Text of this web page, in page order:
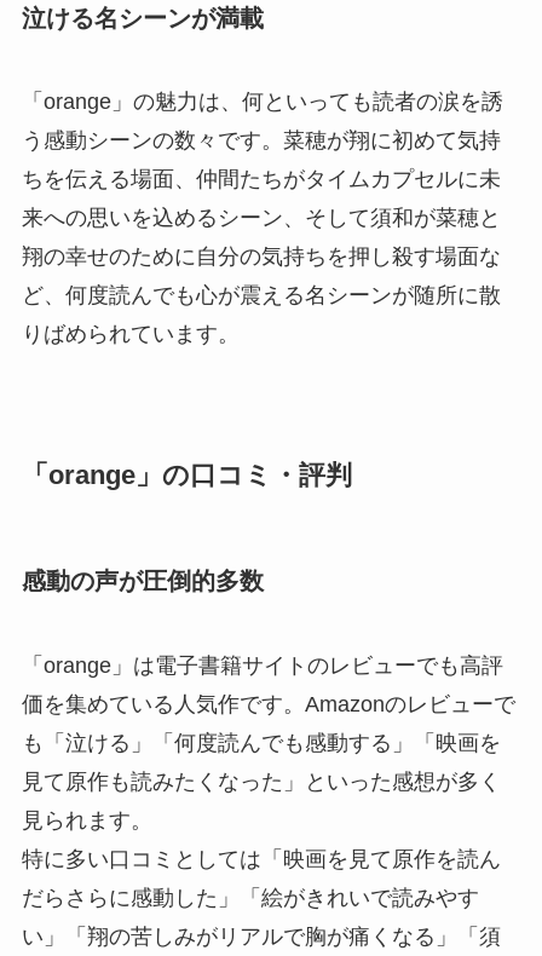
泣ける名シーンが満載
「orange」の魅力は、何といっても読者の涙を誘
う感動シーンの数々です。菜穂が翔に初めて気持
ちを伝える場面、仲間たちがタイムカプセルに未
来への思いを込めるシーン、そして須和が菜穂と
翔の幸せのために自分の気持ちを押し殺す場面な
ど、何度読んでも心が震える名シーンが随所に散
りばめられています。
「orange」の口コミ・評判
感動の声が圧倒的多数
「orange」は電子書籍サイトのレビューでも高評
価を集めている人気作です。Amazonのレビューで
も「泣ける」「何度読んでも感動する」「映画を
見て原作も読みたくなった」といった感想が多く
見られます。
特に多い口コミとしては「映画を見て原作を読ん
だらさらに感動した」「絵がきれいで読みやす
い」「翔の苦しみがリアルで胸が痛くなる」「須